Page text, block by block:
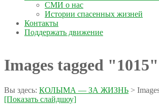
СМИ о нас
Истории спасенных жизней
Контакты
Поддержать движение
Images tagged "1015"
Вы здесь: КОЛЫМА — ЗА ЖИЗНЬ >
[Показать слайдшоу]